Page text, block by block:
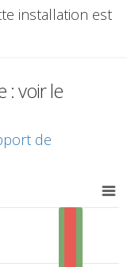
installation est
: voir le
de